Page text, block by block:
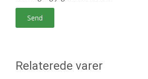
Relaterede varer